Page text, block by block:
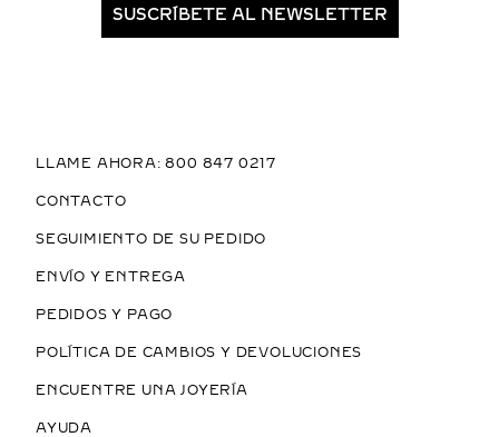
SUSCRÍBETE AL NEWSLETTER
LLAME AHORA: 800 847 0217
CONTACTO
SEGUIMIENTO DE SU PEDIDO
ENVÍO Y ENTREGA
PEDIDOS Y PAGO
POLÍTICA DE CAMBIOS Y DEVOLUCIONES
ENCUENTRE UNA JOYERÍA
AYUDA